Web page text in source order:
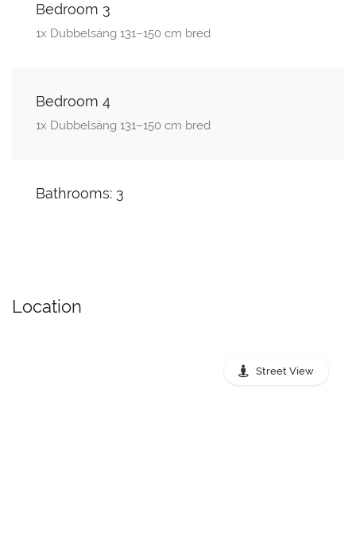
Bedroom 3
1x Dubbelsäng 131–150 cm bred
Bedroom 4
1x Dubbelsäng 131–150 cm bred
Bathrooms: 3
Location
Street View